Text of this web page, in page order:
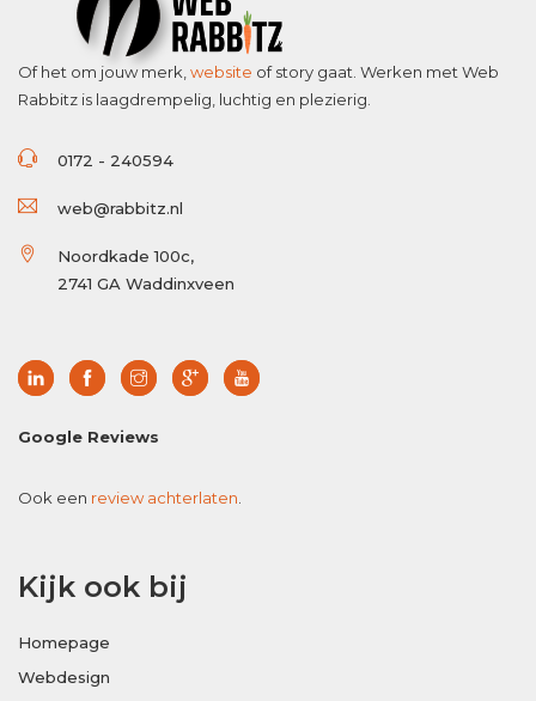
Of het om jouw merk, website of story gaat. Werken met Web
Rabbitz is laagdrempelig, luchtig en plezierig.
0172 - 240594
web@rabbitz.nl
Noordkade 100c,
2741 GA Waddinxveen
Google Reviews
Ook een review achterlaten
Kijk ook bij
Homepage
Webdesign